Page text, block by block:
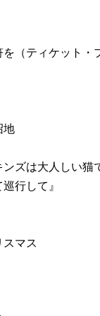
（ティケット・
地
ズは大人しい猫
行して』
マス